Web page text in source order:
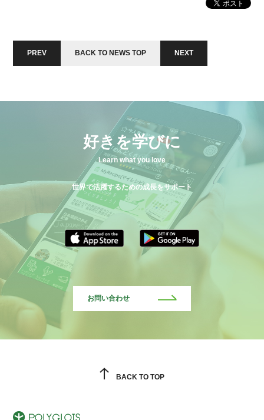
PREV BACK TO NEWS TOP NEXT
好きを学びに
Learn what you love
世界で活躍するための成長をサポート
お問い合わせ
BACK TO TOP